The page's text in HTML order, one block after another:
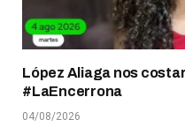
López Aliaga nos
#LaEncerrona
04/08/2026